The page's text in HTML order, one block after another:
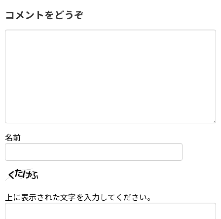
コメントをどうぞ
名前
上に表示された文字を入力してください。